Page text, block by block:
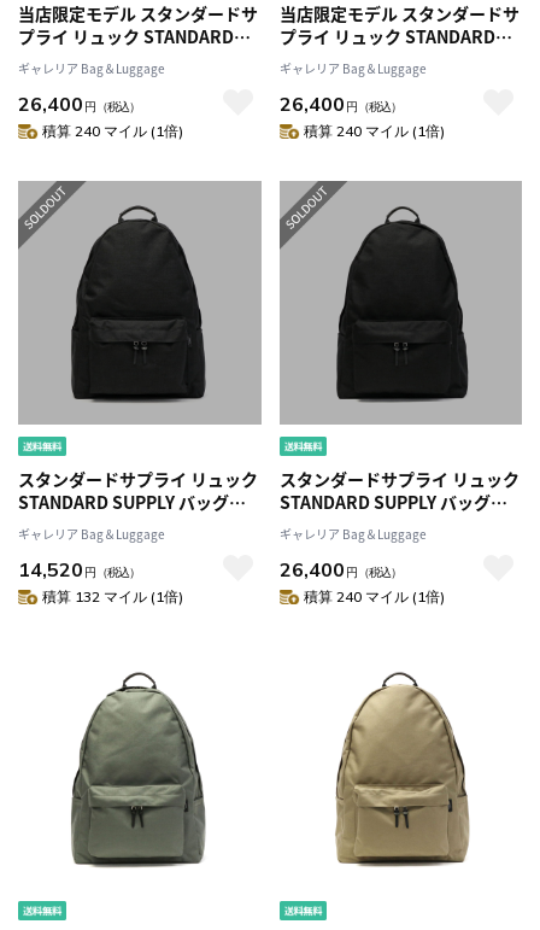
当店限定モデル スタンダードサ
プライ リュック STANDARD
SUPPLY リュックサック
SIMPLICITY デイパック バック
パック 通学 通勤 B4 大容量 メン
ズ レディース 別注 VENTILE
ギャレリア Bag＆Luggage
26,400 円 （税込）
積算 240 マイル (1倍)
当店限定モデル スタンダードサ
プライ リュック STANDARD
SUPPLY リュックサック
SIMPLICITY デイパック バック
パック 通学 通勤 B4 大容量 メン
ズ レディース 別注 VENTILE
ギャレリア Bag＆Luggage
26,400 円 （税込）
積算 240 マイル (1倍)
スタンダードサプライ リュック
STANDARD SUPPLY バッグ
SIMPLICITY CORDURA リュッ
クサックシンプル通学 通勤 A4
メンズ レディース ファスナー
ユニセックス カジュアル 限定
ギャレリア Bag＆Luggage
14,520 円 （税込）
積算 132 マイル (1倍)
スタンダードサプライ リュック
STANDARD SUPPLY バッグ
SIMPLICITY CORDURA リュッ
クサックシンプル通学 通勤 B4
A4 大きめ メンズ レディース ユ
ニセックス カジュアル 限定
ギャレリア Bag＆Luggage
26,400 円 （税込）
積算 240 マイル (1倍)